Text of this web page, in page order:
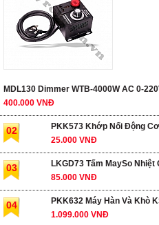
MDL130 Dimmer WTB-4000W AC 0-
400.000 VNĐ
02
PKK573 Khớp Nối Động
25.000 VNĐ
03
LKGD73 Tấm MaySo Nhiệt
85.000 VNĐ
04
PKK632 Máy Hàn Và Khò
1.099.000 VNĐ